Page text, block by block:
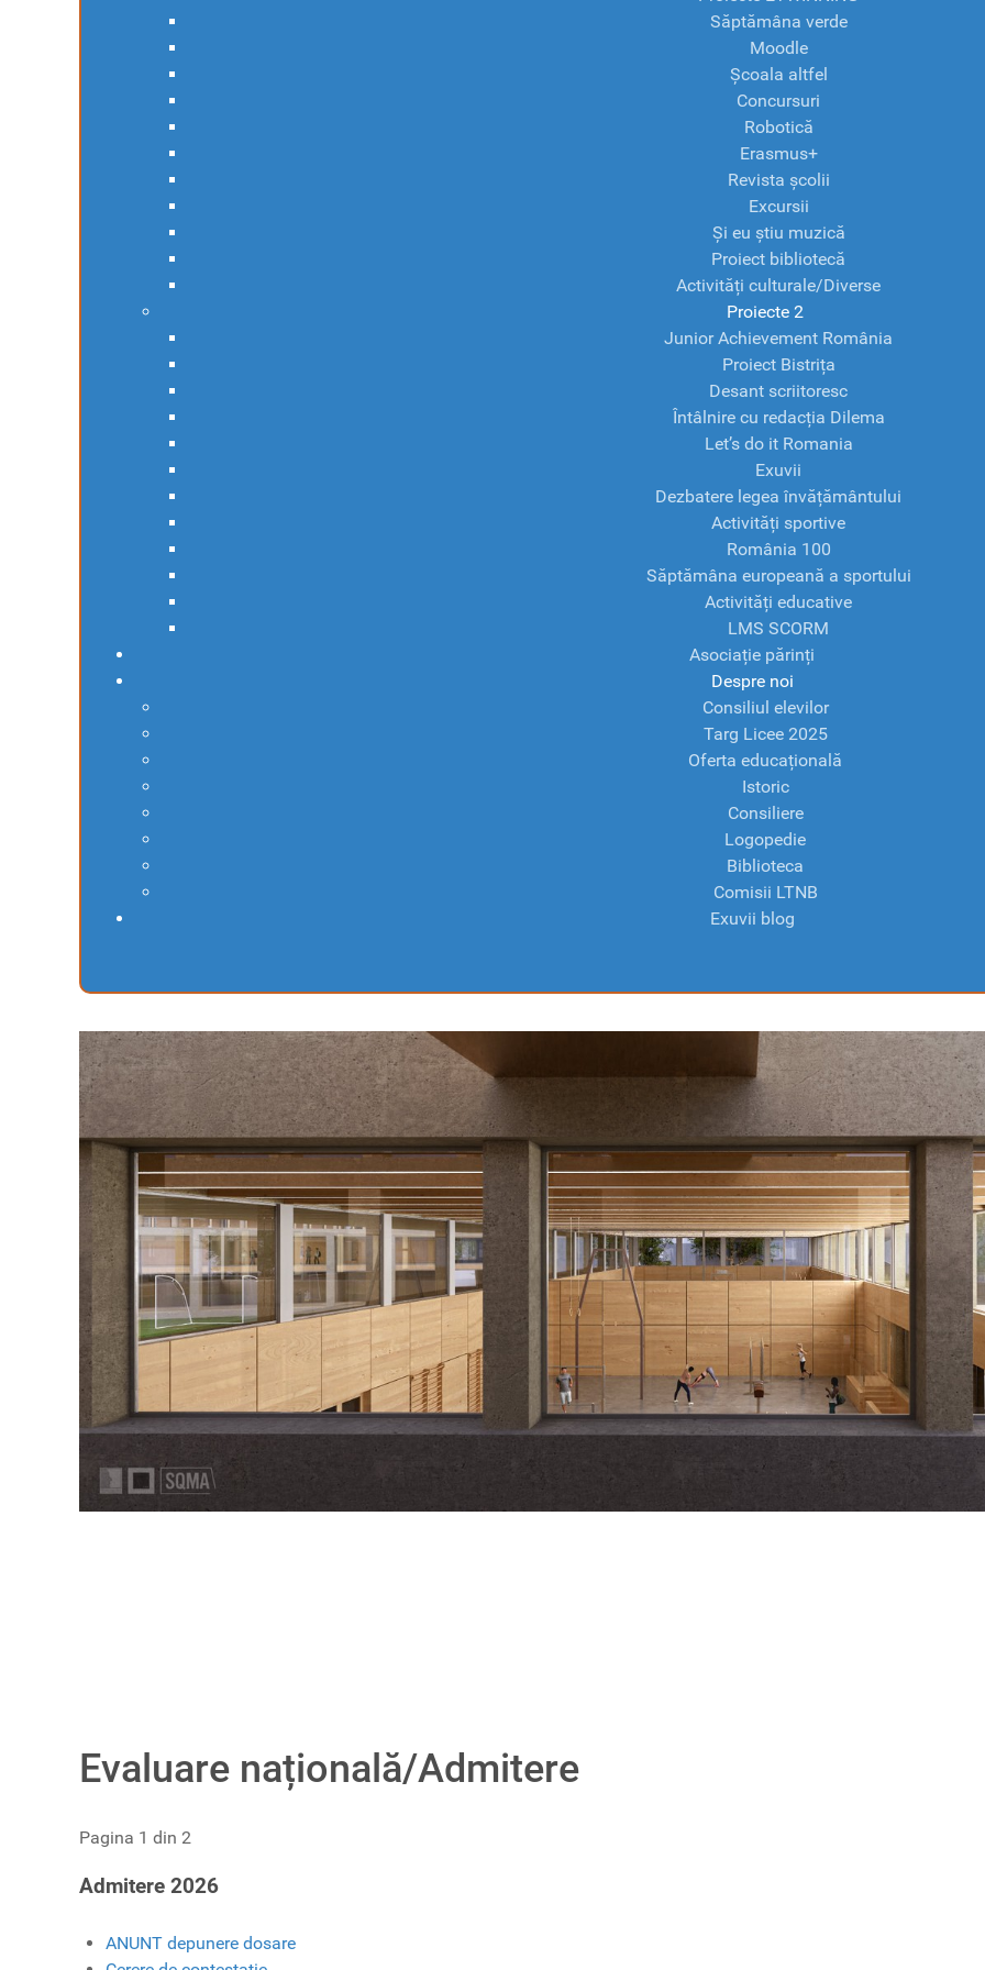
Săptămâna verde
Moodle
Școala altfel
Concursuri
Robotică
Erasmus+
Revista școlii
Excursii
Și eu știu muzică
Proiect bibliotecă
Activități culturale/Diverse
Proiecte 2
Junior Achievement România
Proiect Bistrița
Desant scriitoresc
Întâlnire cu redacția Dilema
Let’s do it Romania
Exuvii
Dezbatere legea învățământului
Activități sportive
România 100
Săptămâna europeană a sportului
Activități educative
LMS SCORM
Asociație părinți
Despre noi
Consiliul elevilor
Targ Licee 2025
Oferta educațională
Istoric
Consiliere
Logopedie
Biblioteca
Comisii LTNB
Exuvii blog
Evaluare națională/Admitere
Pagina 1 din 2
Admitere 2026
ANUNT depunere dosare